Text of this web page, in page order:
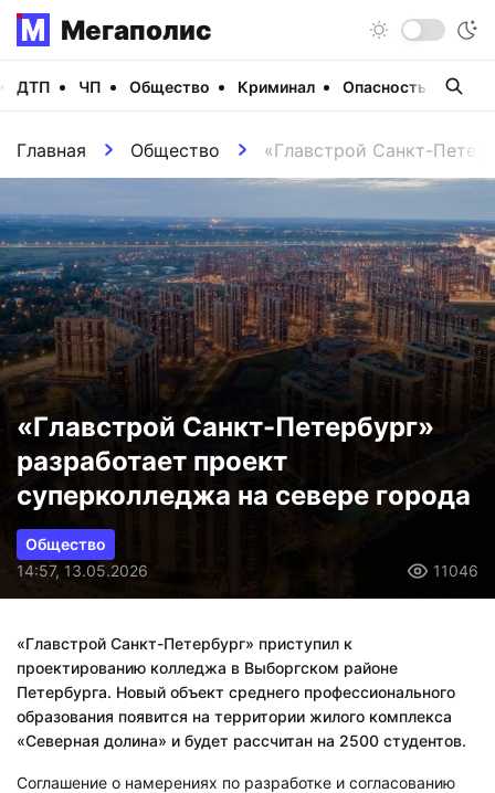
Мегаполис
ДТП ЧП Общество Криминал Опасность
Главная Общество «Главстрой Санкт-
«Главстрой Санкт-Петербург»
разработает проект
суперколледжа на севере города
Общество
14:57, 13.05.2026
11046
«Главстрой Санкт-Петербург» приступил к
проектированию колледжа в Выборгском районе
Петербурга. Новый объект среднего профессионального
образования появится на территории жилого комплекса
«Северная долина» и будет рассчитан на 2500 студентов.
Соглашение о намерениях по разработке и согласованию